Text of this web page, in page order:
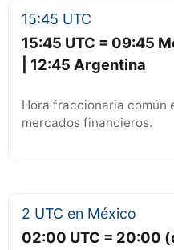
15:45 UTC
15:45 UTC = 09:45
| 12:45 Argentina
Hora fraccionaria común
mercados financieros.
2 UTC en México
02:00 UTC = 20:00